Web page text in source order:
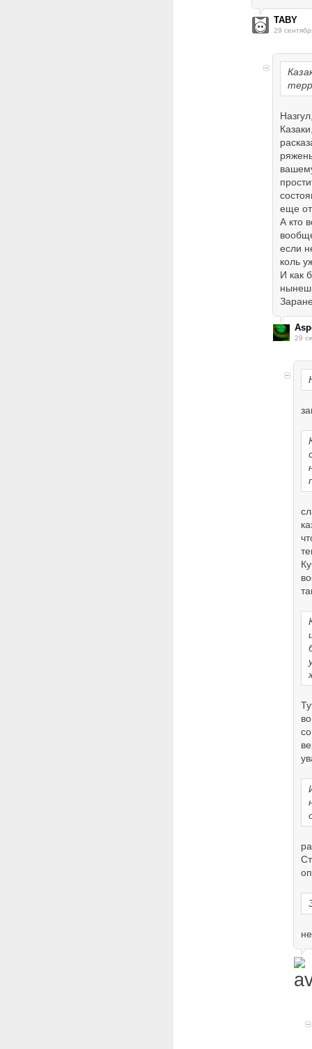
TABY
29
еще от
А кто
если
коль
И как
29